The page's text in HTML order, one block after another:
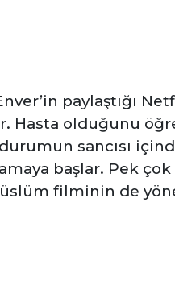
paylaştığı
Hasta olduğunu
sancısı
başlar. Pek
filminin de